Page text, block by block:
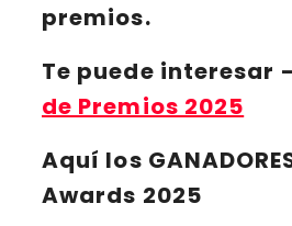
premios.
Te puede interesar
de Premios 2025
Aquí los
Awards 2025